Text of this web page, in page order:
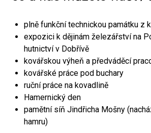
plně funkční technickou památku z
expozici k dějinám železářství na
hutnictví v Dobřívě
kovářskou výheň a předváděcí
kovářské práce pod buchary
ruční práce na kovadlině
Hamernický den
pamětní síň Jindřicha Mošny
hamru)